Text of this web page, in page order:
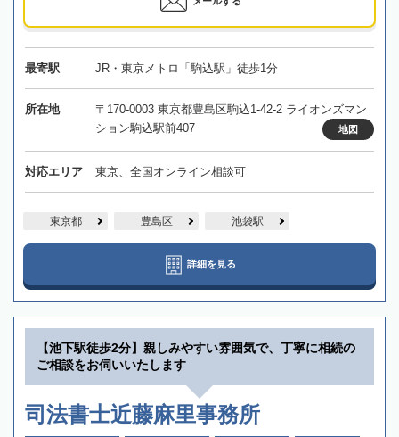
最寄駅 JR・東京メトロ「駒込駅」徒歩1分
所在地
〒170-0003 東京都豊島区駒込1-42-2 ライオンズマン
ション駒込駅前407
地図
対応エリア 東京、全国オンライン相談可
東京都 豊島区 池袋駅
詳細を見る
【池下駅徒歩2分】親しみやすい雰囲気で、丁寧に相続の
ご相談をお伺いいたします
司法書士近藤麻里事務所